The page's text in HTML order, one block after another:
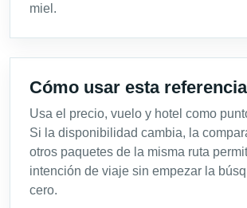
miel.
Cómo usar esta referencia
Usa el precio, vuelo y hotel como
Si la disponibilidad cambia, la
otros paquetes de la misma ruta
intención de viaje sin empezar la
cero.